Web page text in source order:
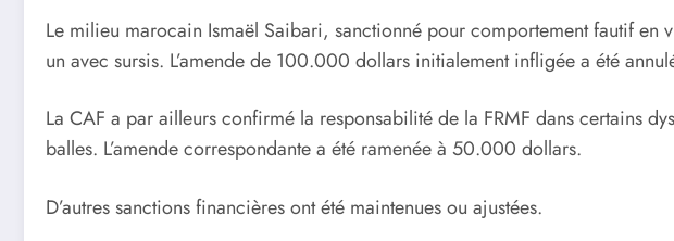
Le milieu marocain Ismaël Saibari, sanctionné pour comportement fautif
un avec sursis. L’amende de 100.000 dollars initialement infligée a été
La CAF a par ailleurs confirmé la responsabilité de la FRMF dans certains
balles. L’amende correspondante a été ramenée à 50.000 dollars.
D’autres sanctions financières ont été maintenues ou ajustées.